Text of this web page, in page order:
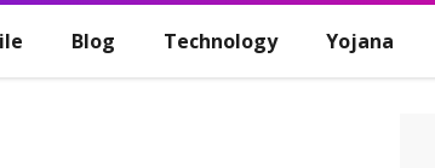
Blog Technology Yojana